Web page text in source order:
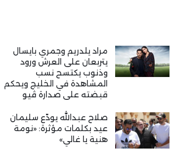
مراد يلدريم وجمري بايسال
يتربعان على العرش ورود
وذنوب يكتسح نسب
المشاهدة في الخليج ويحكم
قبضته على صدارة ڤيو
صلاح عبدالله يودّع سليمان
عيد بكلمات مؤثرة: «نومة
هنية يا غالي»